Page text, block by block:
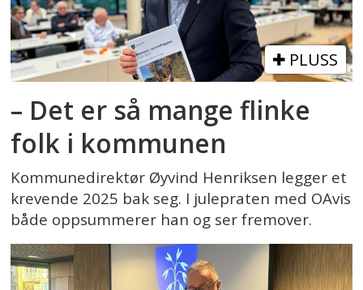
PLUSS
– Det er så mange flinke
folk i kommunen
Kommunedirektør Øyvind Henriksen legger et
krevende 2025 bak seg. I julepraten med OAvis
både oppsummerer han og ser fremover.